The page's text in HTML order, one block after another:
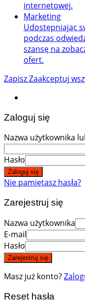
internetowej.
Marketing
Udostępniając
podczas
szansę na
ofert.
ZapiszZaakceptuj
Zaloguj się
Nazwa użytkownika
Hasło
Zaloguj się
Nie pamiętasz hasła?
Zarejestruj się
Nazwa użytkownika
E-mail
Hasło
Zarejestruj się
Masz już konto?
Reset hasła